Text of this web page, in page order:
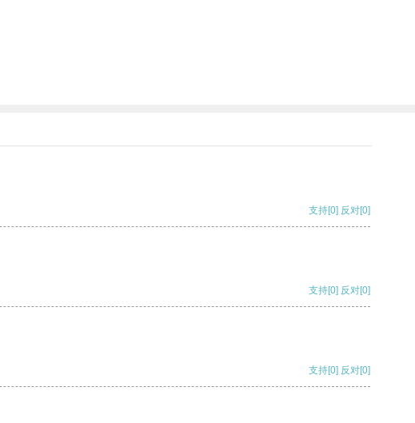
支持[0] 反对[0]
支持[0] 反对[0]
支持[0] 反对[0]